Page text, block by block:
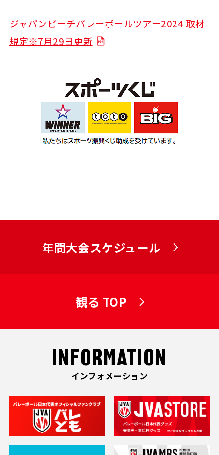
ジャパンビーチバレーボールツアー2024 取材
規定※7月29日更新
年間大会スケジュール
観る TOP
INFORMATION
インフォメーション